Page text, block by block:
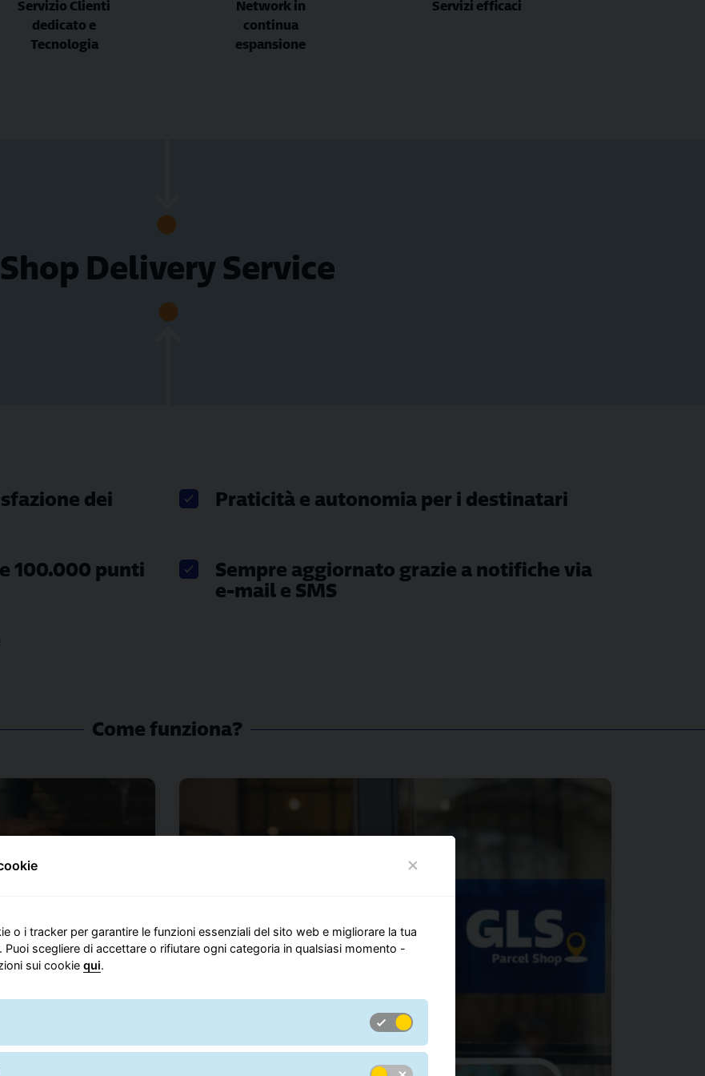
Servizio Clienti
dedicato e
Tecnologia
Network in
continua
espansione
Servizi efficaci
Shop Delivery Service
dei
Praticità e autonomia per i destinatari
100.000 punti
Sempre aggiornato grazie a notifiche via
e-mail e SMS
Come funziona?
o i tracker per garantire le funzioni essenziali del sito web e migliorare la tua
Puoi scegliere di accettare o rifiutare ogni categoria in qualsiasi momento -
sui cookie qui.